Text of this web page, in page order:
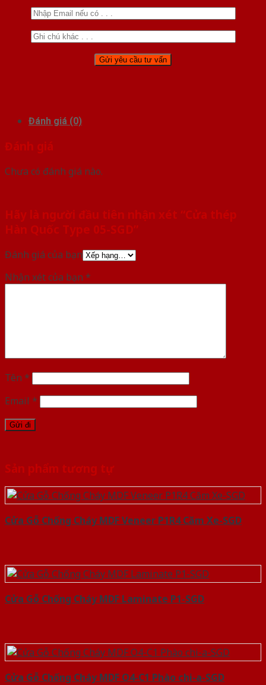
Đánh giá (0)
Đánh giá
Chưa có đánh giá nào.
Hãy là người đầu tiên nhận xét “Cửa thép
Hàn Quốc Type 05-SGD”
Đánh giá của bạn
Nhận xét của bạn *
Tên *
Email *
Sản phẩm tương tự
Cửa Gỗ Chống Cháy MDF Veneer P1R4 Căm Xe-SGD
Cửa Gỗ Chống Cháy MDF Laminate P1-SGD
Cửa Gỗ Chống Cháy MDF O4-C1 Phào chi-a-SGD